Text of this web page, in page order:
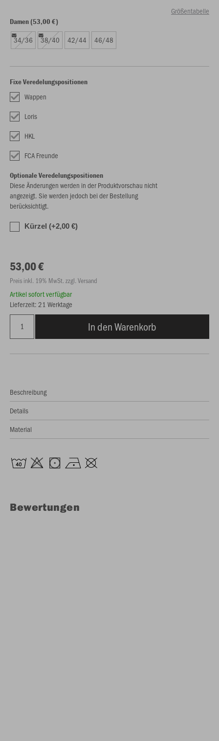
Größentabelle
Damen (53,00 €)
34/36 38/40 42/44 46/48
Fixe Veredelungspositionen
Wappen
Loris
HKL
FCA Freunde
Optionale Veredelungspositionen
Diese Änderungen werden in der Produktvorschau nicht
angezeigt. Sie werden jedoch bei der Bestellung
berücksichtigt.
Kürzel (+2,00 €)
53,00 €
Preis inkl. 19% MwSt. zzgl. Versand
Artikel sofort verfügbar
Lieferzeit: 21 Werktage
In den Warenkorb
Beschreibung
Details
Material
Bewertungen